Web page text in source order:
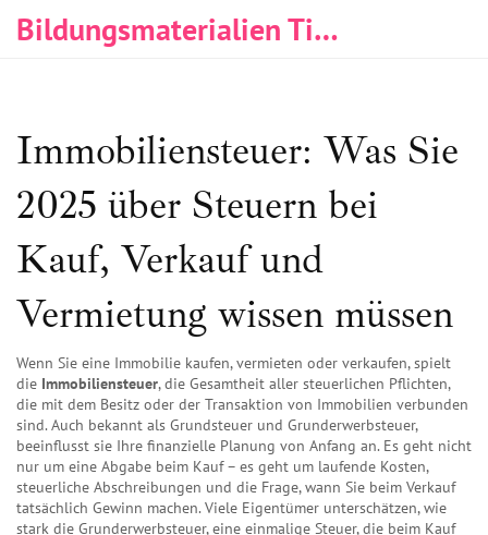
Bildungsmaterialien Tischlerei & Immobilien
Immobiliensteuer: Was Sie
2025 über Steuern bei
Kauf, Verkauf und
Vermietung wissen müssen
Wenn Sie eine Immobilie kaufen, vermieten oder verkaufen, spielt
die Immobiliensteuer,die Gesamtheit aller steuerlichen Pflichten,
die mit dem Besitz oder der Transaktion von Immobilien verbunden
sind. Auch bekannt als Grundsteuer und Grunderwerbsteuer,
beeinflusst sie Ihre finanzielle Planung von Anfang an. Es geht nicht
nur um eine Abgabe beim Kauf – es geht um laufende Kosten,
steuerliche Abschreibungen und die Frage, wann Sie beim Verkauf
tatsächlich Gewinn machen. Viele Eigentümer unterschätzen, wie
stark die Grunderwerbsteuer,eine einmalige Steuer, die beim Kauf